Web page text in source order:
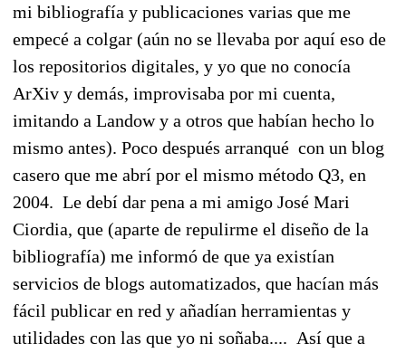
mi bibliografía y publicaciones varias que me
empecé a colgar (aún no se llevaba por aquí eso de
los repositorios digitales, y yo que no conocía
ArXiv y demás, improvisaba por mi cuenta,
imitando a Landow y a otros que habían hecho lo
mismo antes). Poco después arranqué con un blog
casero que me abrí por el mismo método Q3, en
2004. Le debí dar pena a mi amigo José Mari
Ciordia, que (aparte de repulirme el diseño de la
bibliografía) me informó de que ya existían
servicios de blogs automatizados, que hacían más
fácil publicar en red y añadían herramientas y
utilidades con las que yo ni soñaba.... Así que a